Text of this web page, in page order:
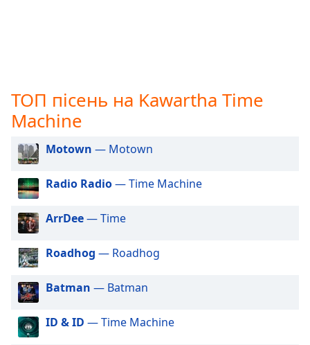
Audio
Track
Picture-
in-
Picture
Fullscreen
This
modal
window.
Beginning
dialog
window.
ТОП пісень на Kawartha Time
Machine
Motown — Motown
Radio Radio— Time Machine
ArrDee— Time
Roadhog — Roadhog
Batman — Batman
ID & ID — Time Machine